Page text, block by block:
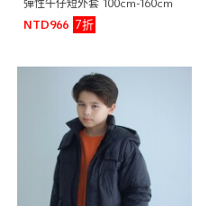
彈性牛仔短外套 100cm-160cm
NTD966
7折